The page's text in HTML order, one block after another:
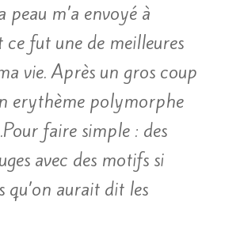
peau m’a envoyé à
ce fut une de meilleures
vie. Après un gros coup
erythème polymorphe
faire simple : des
avec des motifs si
qu’on aurait dit les